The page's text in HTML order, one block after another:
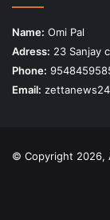
Name: Omi Pal
Adress: 23 Sanjay
Phone:
Email:
© Copyright 2026,